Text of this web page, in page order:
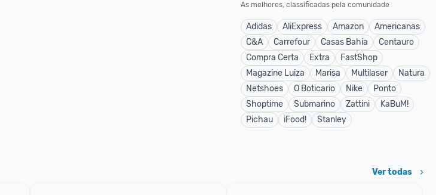
As melhores, classificadas pela comunidade
Adidas AliExpress Amazon
Americanas
C&A
Carrefour Casas Bahia
Centauro
Compra Certa
Extra
FastShop
Magazine Luiza
Marisa Multilaser
Natura
Netshoes
O Boticario Nike
Ponto
Shoptime
Submarino Zattini
KaBuM!
Pichau
iFood! Stanley
Ver todas